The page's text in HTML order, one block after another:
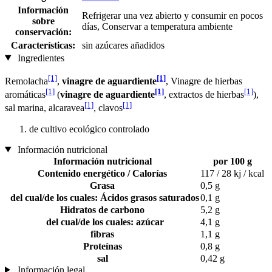
Información
sobre
conservación:
Refrigerar una vez abierto y consumir en pocos
días, Conservar a temperatura ambiente
Características:
sin azúcares añadidos
Ingredientes
Remolacha[1], vinagre de aguardiente[1], Vinagre de hierbas
aromáticas[1] (vinagre de aguardiente[1], extractos de hierbas[1]),
sal marina, alcaravea[1], clavos[1]
de cultivo ecológico controlado
Información nutricional
Información nutricional
por 100 g
Contenido energético / Calorías
117 / 28 kj / kcal
Grasa
0,5 g
del cual/de los cuales: Ácidos grasos saturados0,1 g
Hidratos de carbono
5,2 g
del cual/de los cuales: azúcar
4,1 g
fibras
1,1 g
Proteínas
0,8 g
sal
0,42 g
Información legal